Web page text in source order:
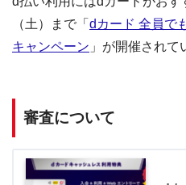
（土）まで「 dカード 全員で
キャンペーン 」が開催されて
審査について